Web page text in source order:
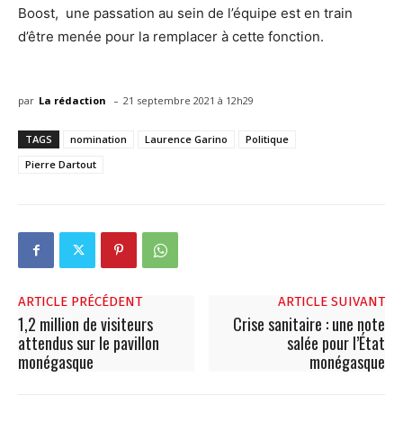
Boost, une passation au sein de l’équipe est en train
d’être menée pour la remplacer à cette fonction.
par La rédaction - 21 septembre 2021 à 12h29
TAGS nomination Laurence Garino
Politique
Pierre Dartout
ARTICLE PRÉCÉDENT
1,2 million de visiteurs
attendus sur le pavillon
monégasque
ARTICLE SUIVANT
Crise sanitaire : une note
salée pour l’État
monégasque